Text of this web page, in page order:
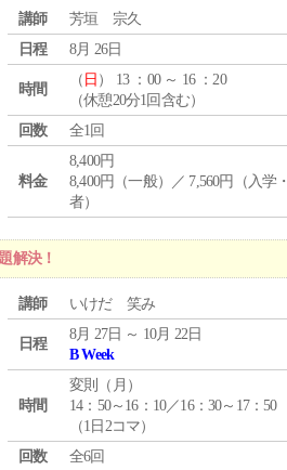
講師
芳垣 宗久
日程
8月 26日
時間
（ 日 ） 13 ：00 ～ 16 ：20
（休憩20分1回含む）
回数
全1回
料金
8,400円
8,400円（一般）／ 7,560円（入学
者）
解決！
講師 いけだ 笑み
日程
8月 27日 ～ 10月 22日
B Week
時間
変則（月）
14：50～16：10／16：30～17：50
（1日2コマ）
回数
全6回